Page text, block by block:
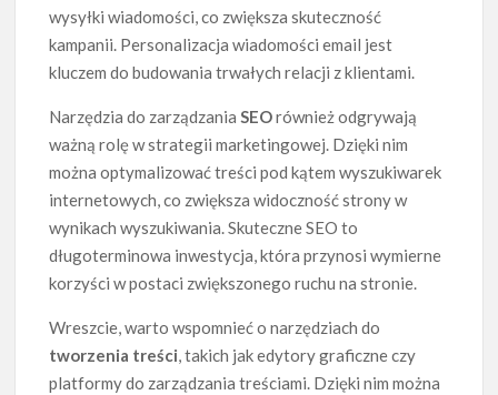
wysyłki wiadomości, co zwiększa skuteczność
kampanii. Personalizacja wiadomości email jest
kluczem do budowania trwałych relacji z klientami.
Narzędzia do zarządzaniaSEOrównież odgrywają
ważną rolę w strategii marketingowej. Dzięki nim
można optymalizować treści pod kątem wyszukiwarek
internetowych, co zwiększa widoczność strony w
wynikach wyszukiwania. Skuteczne SEO to
długoterminowa inwestycja, która przynosi wymierne
korzyści w postaci zwiększonego ruchu na stronie.
Wreszcie, warto wspomnieć o narzędziach do
tworzenia treści, takich jak edytory graficzne czy
platformy do zarządzania treściami. Dzięki nim można